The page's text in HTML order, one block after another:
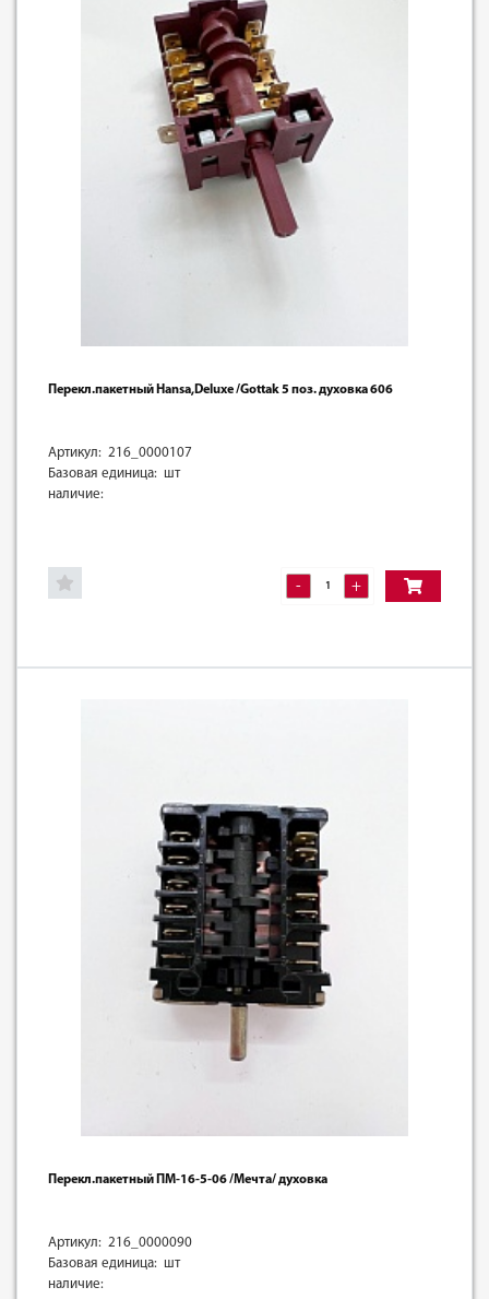
Перекл.пакетный Hansa,Deluxe /Gottak 5 поз. духовка 606
Артикул: 216_0000107
Базовая единица: шт
наличие:
- +
Перекл.пакетный ПМ-16-5-06 /Мечта/ духовка
Артикул: 216_0000090
Базовая единица: шт
наличие: